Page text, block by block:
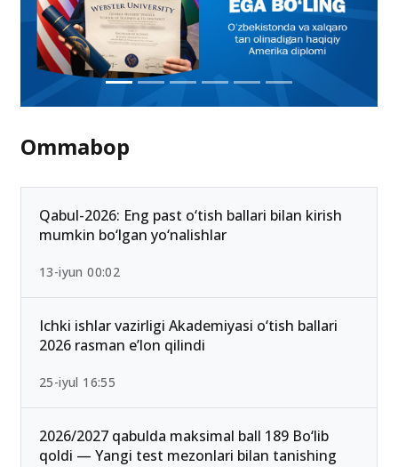
Ommabop
Qabul-2026: Eng past o‘tish ballari bilan kirish
mumkin bo‘lgan yo‘nalishlar
13-iyun 00:02
Ichki ishlar vazirligi Akademiyasi o‘tish ballari
2026 rasman e’lon qilindi
25-iyul 16:55
2026/2027 qabulda maksimal ball 189 Bo‘lib
qoldi — Yangi test mezonlari bilan tanishing